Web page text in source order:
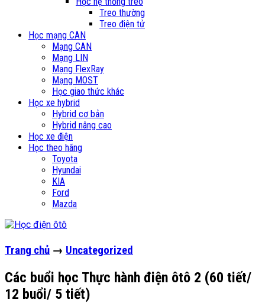
Treo thường
Treo điện tử
Học mạng CAN
Mạng CAN
Mạng LIN
Mạng FlexRay
Mạng MOST
Học giao thức khác
Học xe hybrid
Hybrid cơ bản
Hybrid nâng cao
Học xe điện
Học theo hãng
Toyota
Hyundai
KIA
Ford
Mazda
Trang chủ → Uncategorized
Các buổi học Thực hành điện ôtô 2 (60 tiết/
12 buổi/ 5 tiết)